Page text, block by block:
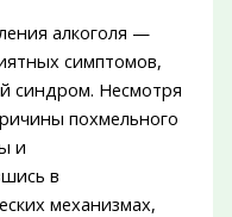
алкоголя —
симптомов,
синдром. Несмотря
похмельного
и
в
механизмах,